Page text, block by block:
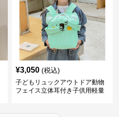
¥3,050 (税込)
子どもリュックアウトドア動物
フェイス立体耳付き子供用軽量